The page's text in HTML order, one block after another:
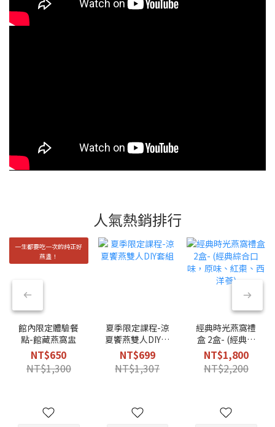
人氣熱銷排行
一生都要吃一次的純正好
燕盞！
館內限定體驗餐
點-館藏燕窩盅
NT$650
NT$1,300
夏季限定課程-涼
夏饗燕雙人DIY套
組
NT$699
NT$1,307
經典時光燕窩禮
盒 2盒- (經典綜
合口味，原味、
紅棗、西洋蔘)
NT$1,800
NT$2,200